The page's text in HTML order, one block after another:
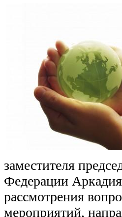
заместителя
Федерации
рассмотрения
мероприятий,